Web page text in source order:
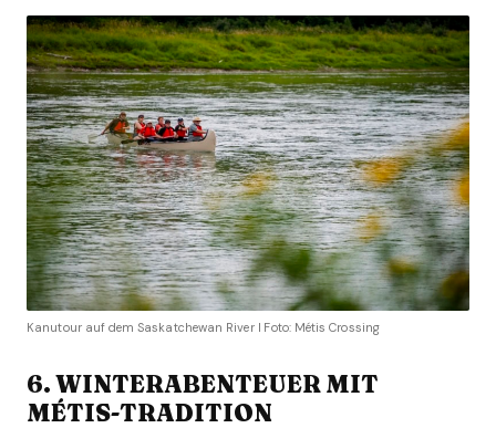
Kanutour auf dem Saskatchewan River I Foto: Métis Crossing
6. WINTERABENTEUER MIT
MÉTIS-TRADITION